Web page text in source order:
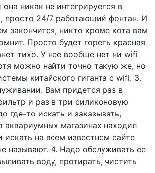
никак не интегрируется в
просто 24/7 работающий фонтан. И
закончится, никто кроме кота вам
Просто будет гореть красная
тихо. У нее вообще нет ни wifi
можно найти точно такую же, но
китайского гиганта с wifi. 3.
Вам придется раз в
и раз в три силиконовую
где-то искать и заказывать,
аквариумных магазинах находил
искать на всем известном сайте
называют. 4. Надо обслуживать ее
воду, протирать, чистить